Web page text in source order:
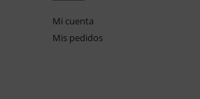
Mi cuenta
Mis pedidos